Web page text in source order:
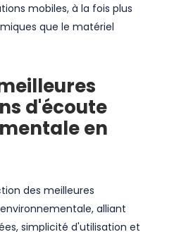
mobiles, à la fois plus
que le matériel
d'écoute
en
des meilleures
alliant
simplicité d'utilisation et